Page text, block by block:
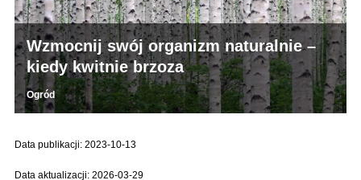
Wzmocnij swój organizm naturalnie –
kiedy kwitnie brzoza
Ogród
Data publikacji: 2023-10-13
Data aktualizacji: 2026-03-29